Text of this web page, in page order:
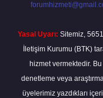
Yasal Uyarı: Sitemiz,
İletişim Kurumu (BTK)
hizmet vermektedir.
denetleme veya
üyelerimiz yazdıkları